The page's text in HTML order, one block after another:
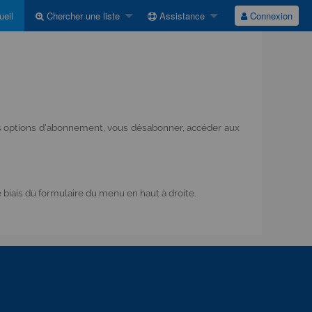
Chercher une liste Assistance Connexion
d'abonnement, vous désabonner, accéder aux
du formulaire du menu en haut à droite.